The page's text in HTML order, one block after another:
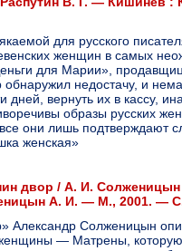
для русского
женщин в самых
для Марии»,
недостачу, и
дней, вернуть их в кассу,
образы русских
они лишь подтверждают
женская»
двор / А. И.
А. И. — М., 2001. — С.
Александр Солженицын
— Матрены,